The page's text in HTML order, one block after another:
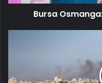
Bursa